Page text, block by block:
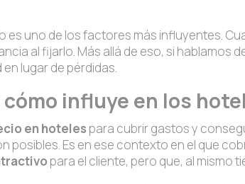
es uno de los factores más influyentes.
al fijarlo. Más allá de eso, si hablamos
lugar de pérdidas.
cómo influye en los
en hoteles para cubrir gastos y
posibles. Es en ese contexto en el que
para el cliente, pero que, al mismo